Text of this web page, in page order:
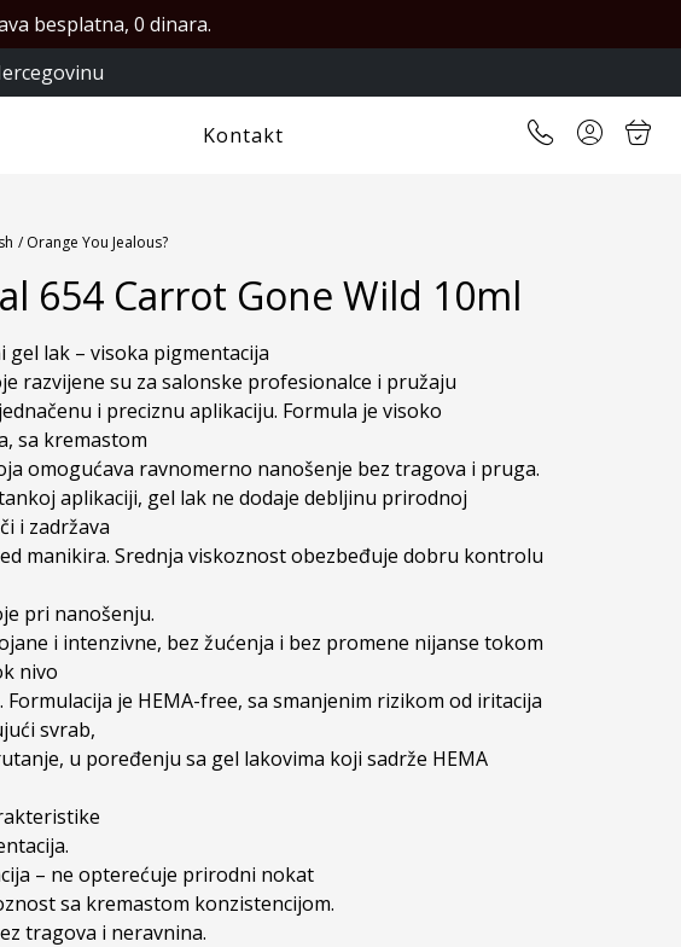
besplatna, 0 dinara.
Kontakt
/ Orange You Jealous?
654 Carrot Gone Wild 10ml
gel lak – visoka pigmentacija
razvijene su za salonske profesionalce i pružaju
i preciznu aplikaciju. Formula je visoko
sa kremastom
omogućava ravnomerno nanošenje bez tragova i pruga.
aplikaciji, gel lak ne dodaje debljinu prirodnoj
i zadržava
manikira. Srednja viskoznost obezbeđuje dobru kontrolu
pri nanošenju.
i intenzivne, bez žućenja i bez promene nijanse tokom
nivo
Formulacija je HEMA-free, sa smanjenim rizikom od iritacija
svrab,
u poređenju sa gel lakovima koji sadrže HEMA
– ne opterećuje prirodni nokat
sa kremastom konzistencijom.
tragova i neravnina.